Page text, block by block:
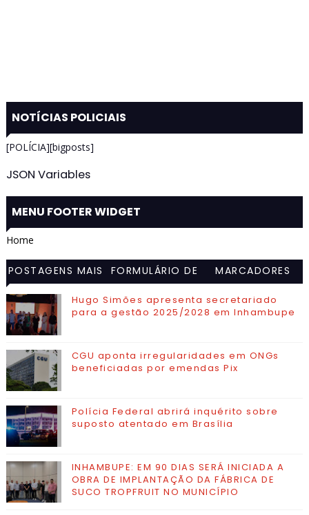
NOTÍCIAS POLICIAIS
[POLÍCIA][bigposts]
JSON Variables
MENU FOOTER WIDGET
Home
POSTAGENS MAIS
VISITADAS
FORMULÁRIO DE
MARCADORES
Hugo Simões apresenta secretariado
para a gestão 2025/2028 em Inhambupe
CGU aponta irregularidades em ONGs
beneficiadas por emendas Pix
Polícia Federal abrirá inquérito sobre
suposto atentado em Brasília
INHAMBUPE: EM 90 DIAS SERÁ INICIADA A
OBRA DE IMPLANTAÇÃO DA FÁBRICA DE
SUCO TROPFRUIT NO MUNICÍPIO